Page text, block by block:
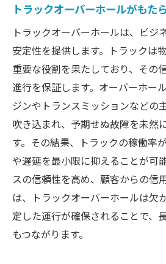
ビジネスにおけるトラ
の位置づけ
トラックの耐久性を取り戻
ール戦略
耐久性強化のためのオー
トラックコンポーネント
ール必要性
長期的視点で考えるオー
オーバーホールにおけ
トラックオーバーホール
の重要性
オーバーホール後のトラ
トラックオーバーホールがもた
トラックオーバーホールは、ビジ
安定性を提供します。トラックは
重要な役割を果たしており、その
進行を保証します。オーバーホー
ジンやトランスミッションなどの
吹き込まれ、予期せぬ故障を未然
す。その結果、トラックの稼働率
や遅延を最小限に抑えることが可
スの信頼性を高め、顧客からの信
は、トラックオーバーホールは欠
定した運行が確保されることで、
もつながります。